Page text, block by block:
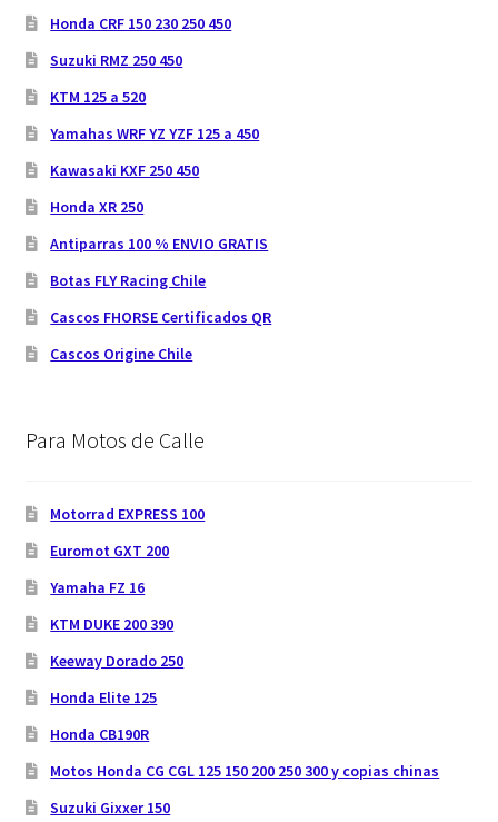
Honda CRF 150 230 250 450
Suzuki RMZ 250 450
KTM 125 a 520
Yamahas WRF YZ YZF 125 a 450
Kawasaki KXF 250 450
Honda XR 250
Antiparras 100 % ENVIO GRATIS
Botas FLY Racing Chile
Cascos FHORSE Certificados QR
Cascos Origine Chile
Para Motos de Calle
Motorrad EXPRESS 100
Euromot GXT 200
Yamaha FZ 16
KTM DUKE 200 390
Keeway Dorado 250
Honda Elite 125
Honda CB190R
Motos Honda CG CGL 125 150 200 250 300 y copias chinas
Suzuki Gixxer 150